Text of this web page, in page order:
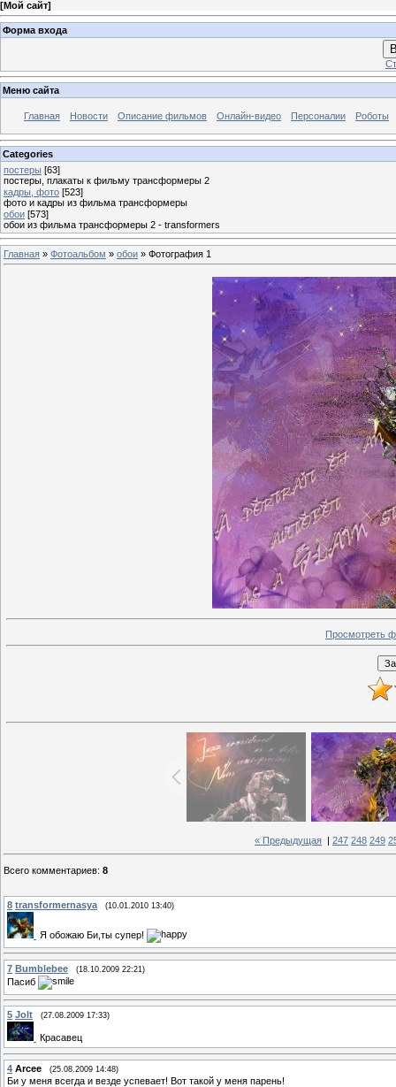
[Мой сайт]
Форма входа
Меню сайта
Главная Новости Описание фильмов Онлайн-видео Персоналии Роботы
Categories
постеры [63]
постеры, плакаты к фильму трансформеры 2
кадры, фото [523]
фото и кадры из фильма трансформеры
обои [573]
обои из фильма трансформеры 2 - transformers
Главная » Фотоальбом » обои » Фотография 1
Просмотреть
« Предыдущая 247 248 249
Всего комментариев: 8
8 transformernasya (10.01.2010 13:40)
Я обожаю Би,ты супер!
7 Bumblebee (18.10.2009 22:21)
Пасиб
5 Jolt (27.08.2009 17:33)
Красавец
4 Arcee (25.08.2009 14:48)
Би у меня всегда и везде успевает! Вот такой у меня парень!